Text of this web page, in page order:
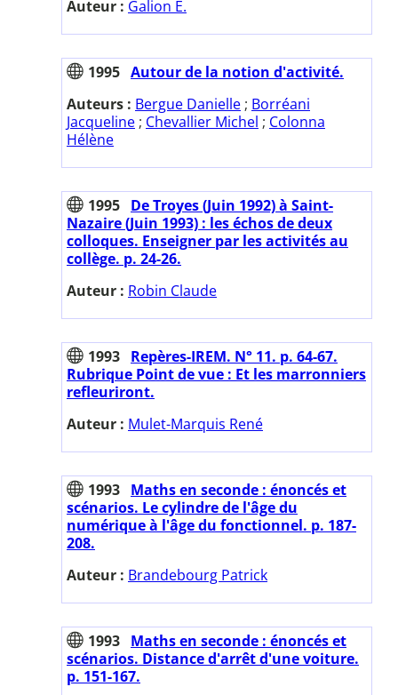
Auteur : Galion E.
1995 Autour de la notion d'activité.
Auteurs : Bergue Danielle ; Borréani
Jacqueline ; Chevallier Michel ; Colonna
Hélène
1995 De Troyes (Juin 1992) à Saint-
Nazaire (Juin 1993) : les échos de deux
colloques. Enseigner par les activités au
collège. p. 24-26.
Auteur : Robin Claude
1993 Repères-IREM. N° 11. p. 64-67.
Rubrique Point de vue : Et les marronniers
refleuriront.
Auteur : Mulet-Marquis René
1993 Maths en seconde : énoncés et
scénarios. Le cylindre de l'âge du
numérique à l'âge du fonctionnel. p. 187-
208.
Auteur : Brandebourg Patrick
1993 Maths en seconde : énoncés et
scénarios. Distance d'arrêt d'une voiture.
p. 151-167.